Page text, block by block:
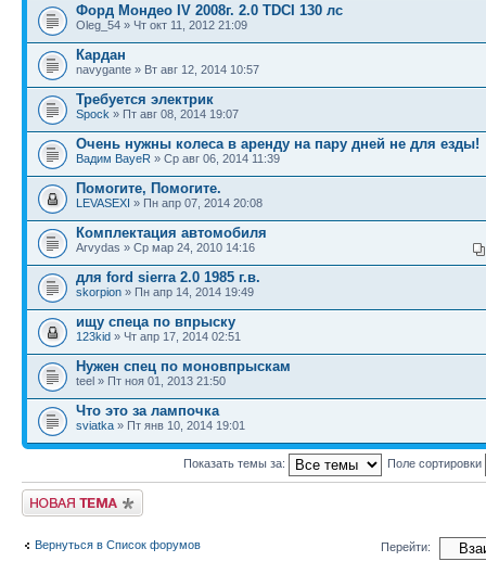
Форд Мондео IV 2008г. 2.0 TDCI 130 лс
Oleg_54 » Чт окт 11, 2012 21:09
Кардан
navygante » Вт авг 12, 2014 10:57
Требуется электрик
Spock » Пт авг 08, 2014 19:07
Очень нужны колеса в аренду на пару дней не для езды!
Вадим BayeR » Ср авг 06, 2014 11:39
Помогите, Помогите.
LEVASEXI » Пн апр 07, 2014 20:08
Комплектация автомобиля
Arvydas » Ср мар 24, 2010 14:16
для ford sierra 2.0 1985 г.в.
skorpion » Пн апр 14, 2014 19:49
ищу спеца по впрыску
123kid » Чт апр 17, 2014 02:51
Нужен спец по моновпрыскам
teel » Пт ноя 01, 2013 21:50
Что это за лампочка
sviatka » Пт янв 10, 2014 19:01
Показать темы за: Поле сортировки
Новая тема
Вернуться в Список форумов Перейти: